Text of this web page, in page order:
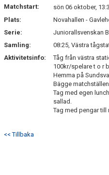
KONTAKT
BETALNINGSINFO
Matchstart:
sön 06 oktober,
Plats:
Novahallen -
Serie:
Juniorallsvenskan
Samling:
08:25, Västra
Aktivitetsinfo:
Tåg från västra
100kr/spelare t o r
Hemma på
Bägge
Tag med egen
sallad.
Tag med pengar
<< Tillbaka